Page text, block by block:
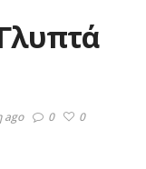
ago 0 0